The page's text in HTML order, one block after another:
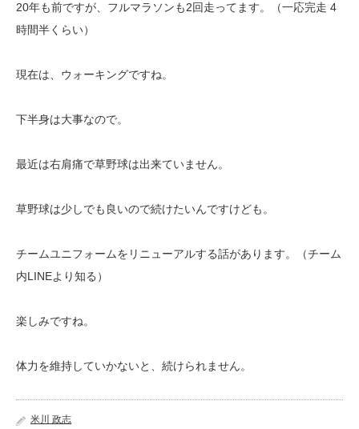
20年も前ですが、フルマラソンも2回走ってます。（一応完走 4
時間半くらい）
現在は、ウォーキングですね。
下半身は大事なので。
最近は右肩痛で草野球は出来ていません。
草野球は少しでも良いので続けたいんですけども。
チームユニフォームをリニューアルする話があります。（チーム
内LINEより知る）
楽しみですね。
体力を維持していかないと、続けられません。
米川 政志